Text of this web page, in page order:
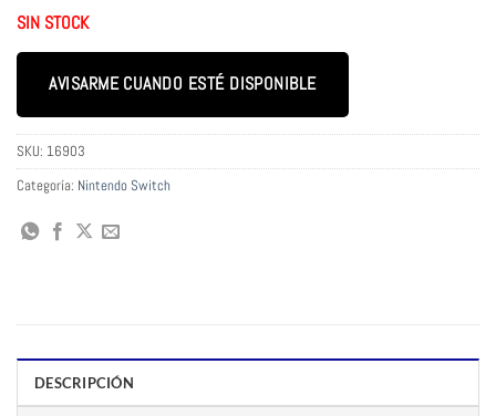
SIN STOCK
AVISARME CUANDO ESTÉ DISPONIBLE
SKU: 16903
Categoría: Nintendo Switch
DESCRIPCIÓN